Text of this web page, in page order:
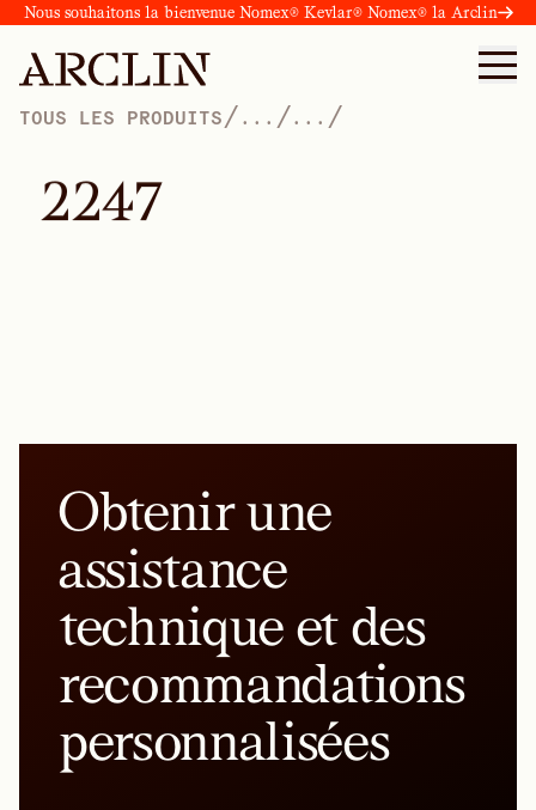
Nous souhaitons la bienvenue Nomex® Kevlar® Nomex® la Arclin
TOUS LES PRODUITS / ... /... /
2247
Obtenir une
assistance
technique et des
recommandations
personnalisées